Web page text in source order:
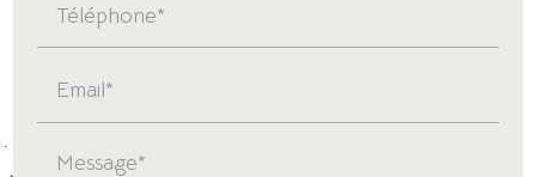
Téléphone*
Email*
Message*